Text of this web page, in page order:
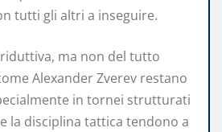
tutti gli altri a inseguire.
ma non del tutto
Alexander Zverev restano
in tornei strutturati
la disciplina tattica tendono a